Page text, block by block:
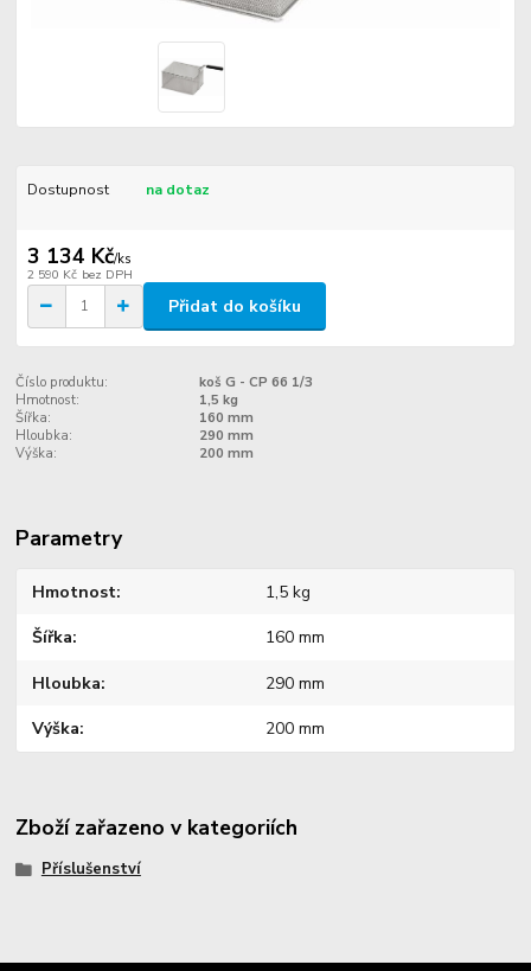
Dostupnost na dotaz
3 134 Kč/ks
2 590 Kč bez DPH
Přidat do košíku
Číslo produktu:
koš G - CP 66 1/3
Hmotnost:
1,5 kg
Šířka:
160 mm
Hloubka:
290 mm
Výška:
200 mm
Parametry
Hmotnost 1,5 kg
Šířka 160 mm
Hloubka 290 mm
Výška 200 mm
Zboží zařazeno v kategoriích
Příslušenství